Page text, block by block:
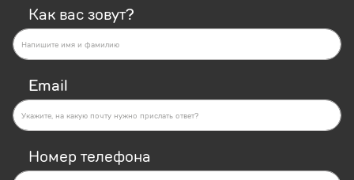
Как вас зовут?
Email
Номер телефона